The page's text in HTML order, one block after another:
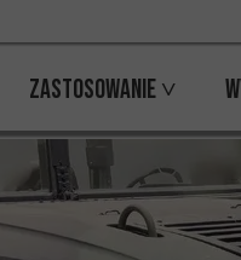
3D Usługi
Zastosowanie ˅
Przemysł i instalacje
Budynki i architektura